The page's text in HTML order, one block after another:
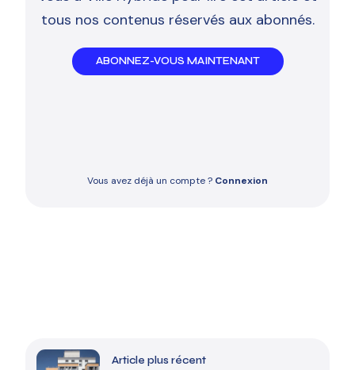
tous nos contenus réservés aux abonnés.
ABONNEZ-VOUS MAINTENANT
Vous avez déjà un compte ? Connexion
Article plus récent